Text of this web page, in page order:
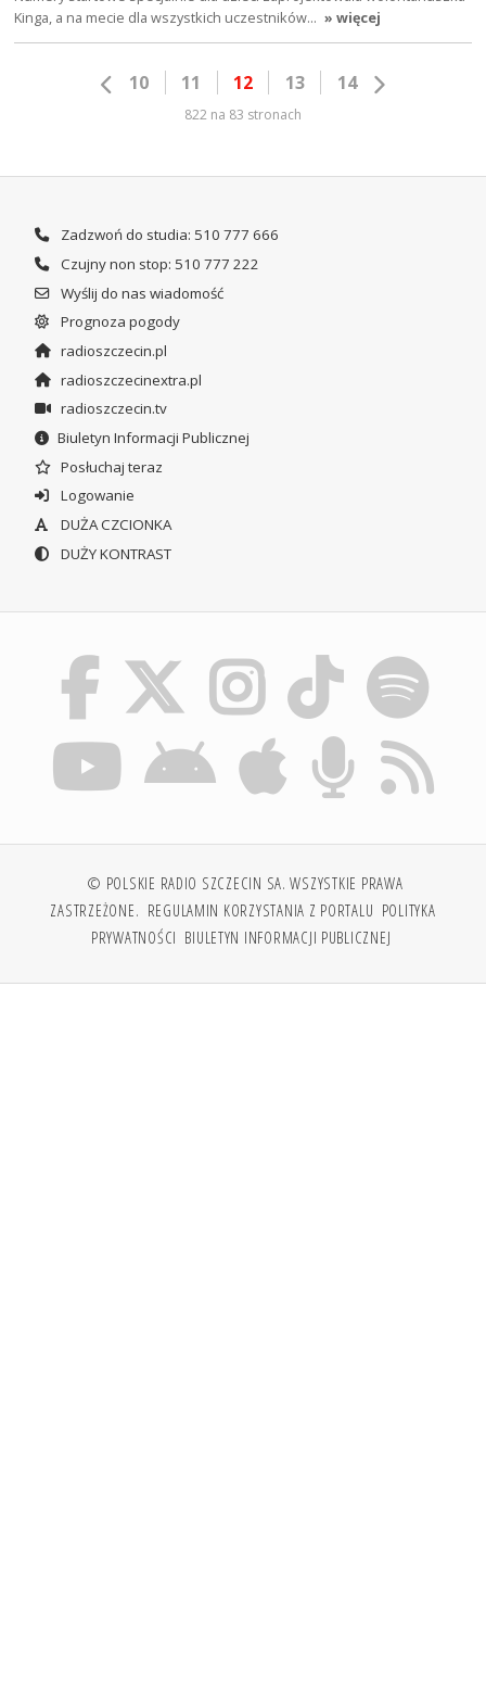
Kinga, a na mecie dla wszystkich uczestników… » więcej
10 11 12 13 14
822 na 83 stronach
Zadzwoń do studia: 510 777 666
Czujny non stop: 510 777 222
Wyślij do nas wiadomość
Prognoza pogody
radioszczecin.pl
radioszczecinextra.pl
radioszczecin.tv
Biuletyn Informacji Publicznej
Posłuchaj teraz
Logowanie
DUŻA CZCIONKA
DUŻY KONTRAST
© POLSKIE RADIO SZCZECIN SA. WSZYSTKIE PRAWA
ZASTRZEŻONE. REGULAMIN KORZYSTANIA Z PORTALU POLITYKA
PRYWATNOŚCI BIULETYN INFORMACJI PUBLICZNEJ